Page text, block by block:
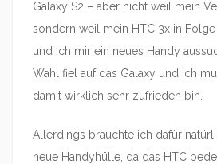
Galaxy S2 – aber nicht weil mein
sondern weil mein HTC 3x in
und ich mir ein neues Handy
Wahl fiel auf das Galaxy und ich
damit wirklich sehr zufrieden bin.
Allerdings brauchte ich dafür
neue Handyhülle, da das HTC